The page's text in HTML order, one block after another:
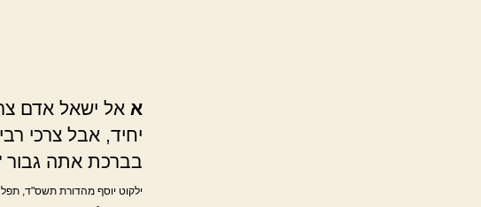
א אל ישאל אדם
יחיד, אבל צרכי
בברכת אתה גבור
ילקוט יוסף מהדורת תשס"ד,